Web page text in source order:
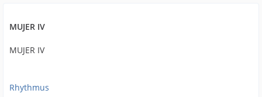
MUJER IV
MUJER IV
Rhythmus